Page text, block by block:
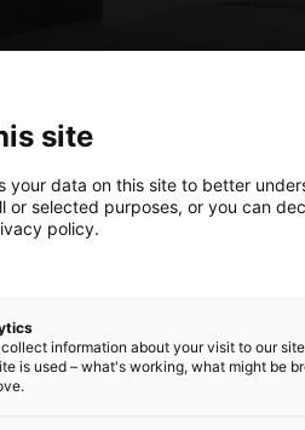
site
your data on this site to better
or selected purposes, or you can
policy.
information about your visit to our
is used – what's working, what might be